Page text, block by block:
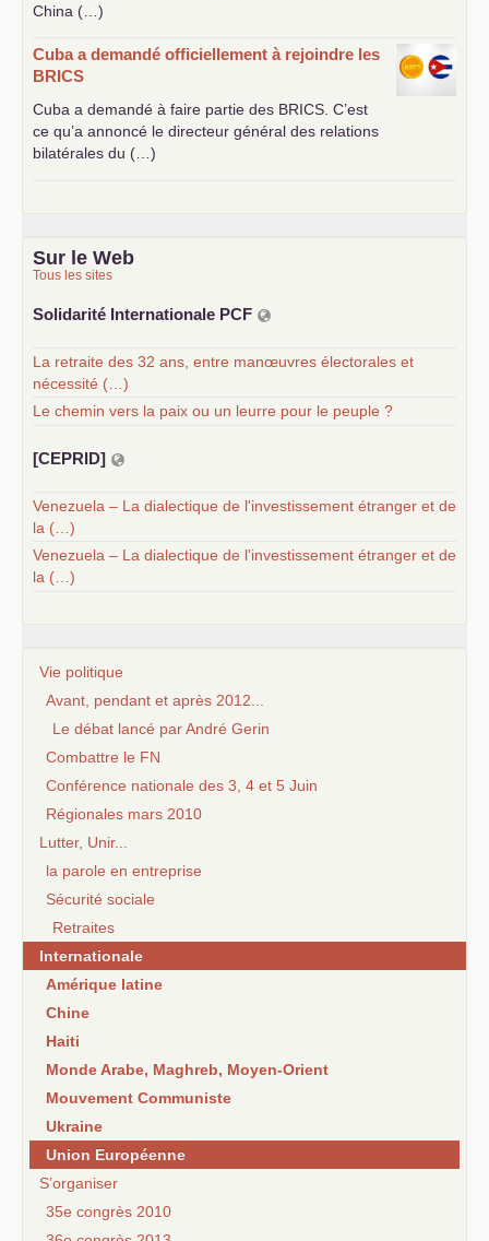
China (…)
Cuba a demandé officiellement à rejoindre les
BRICS
Cuba a demandé à faire partie des BRICS . C’est
ce qu’a annoncé le directeur général des relations
bilatérales du (…)
Sur le Web
Tous les sites
Solidarité Internationale PCF
La retraite des 32 ans, entre manœuvres électorales et
nécessité (…)
Le chemin vers la paix ou un leurre pour le peuple ?
[CEPRID]
Venezuela – La dialectique de l'investissement étranger et de
la (…)
Venezuela – La dialectique de l'investissement étranger et de
la (…)
Vie politique
Avant, pendant et après 2012...
Le débat lancé par André Gerin
Combattre le FN
Conférence nationale des 3, 4 et 5 Juin
Régionales mars 2010
Lutter, Unir...
la parole en entreprise
Sécurité sociale
Retraites
Internationale
Amérique latine
Chine
Haiti
Monde Arabe, Maghreb, Moyen-Orient
Mouvement Communiste
Ukraine
Union Européenne
S’organiser
35e congrès 2010